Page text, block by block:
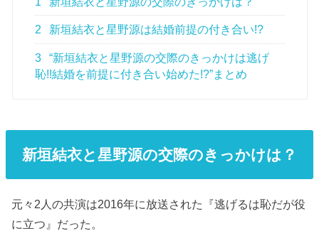
2 新垣結衣と星野源は結婚前提の付き合い!?
3
“新垣結衣と星野源の交際のきっかけは逃げ
恥!!結婚を前提に付き合い始めた!?”まとめ
新垣結衣と星野源の交際のきっかけは？
元々2人の共演は2016年に放送された『逃げるは恥だが役
に立つ』だった。